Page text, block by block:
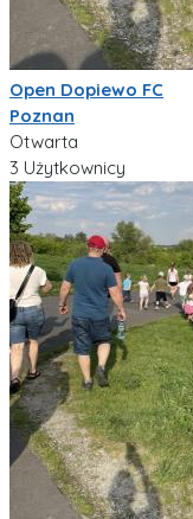
Open Dopiewo FC
Poznan
Otwarta
3 Użytkownicy